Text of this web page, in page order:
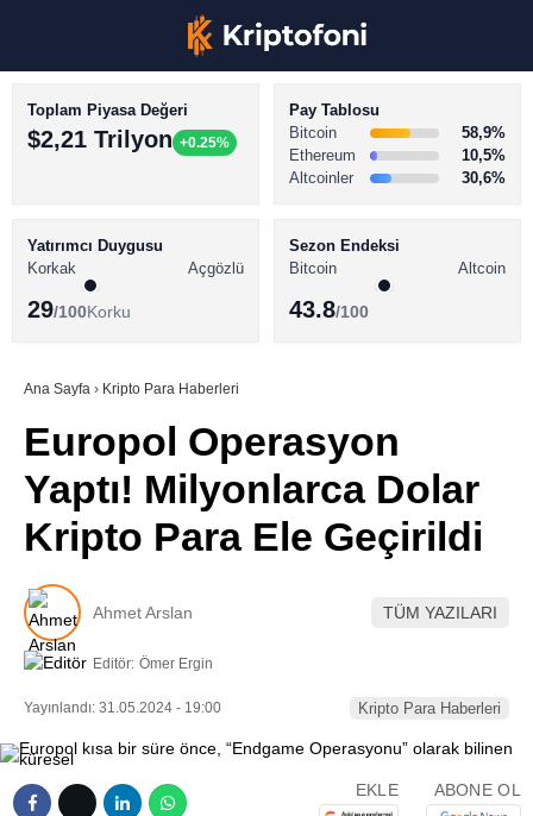
Youtube
TikTok
Pinterest
BİTCOİN HABERLERİ
ALTCOİN HABERLERİ
SÖZLÜK
Toplam Piyasa Değeri
$2,21 Trilyon +0.25%
Pay Tablosu
Bitcoin
58,9%
Ethereum
10,5%
Altcoinler
30,6%
Yatırımcı Duygusu
Korkak
Açgözlü
29/100Korku
Sezon Endeksi
Bitcoin
Altcoin
43.8/100
Ana Sayfa › Kripto Para Haberleri
Europol Operasyon
Yaptı! Milyonlarca Dolar
Kripto Para Ele Geçirildi
Ahmet Arslan TÜM YAZILARI
Editör: Ömer Ergin
Yayınlandı: 31.05.2024 - 19:00 Kripto Para Haberleri
EKLE ABONE OL